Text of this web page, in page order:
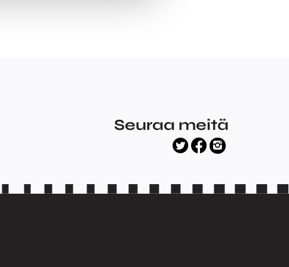
Seuraa meitä
twitter
facebook
instagram